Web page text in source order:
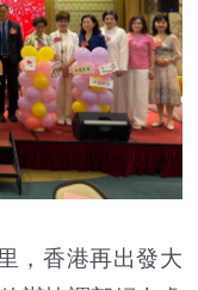
，香港再出發大